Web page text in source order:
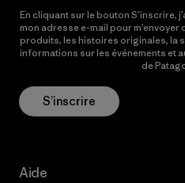
En cliquant sur le bouton S’inscrire,
mon adresse e-mail pour
produits, les histoires originales, la
informations sur les événements et
de
S’inscrire
Aide